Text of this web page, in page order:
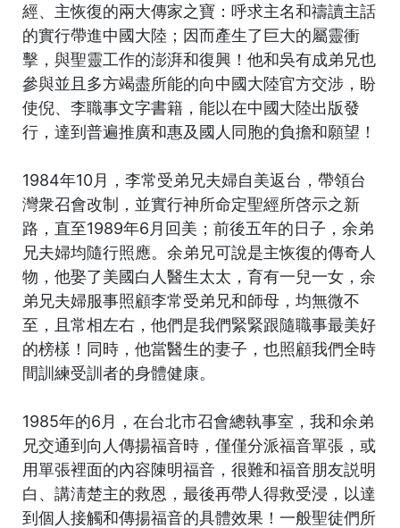
經、主恢復的兩大傳家之寶：呼求主名和禱讀主話
的實行帶進中國大陸；因而產生了巨大的屬靈衝
擊，與聖靈工作的澎湃和復興！他和吳有成弟兄也
參與並且多方竭盡所能的向中國大陸官方交涉，盼
使倪、李職事文字書籍，能以在中國大陸出版發
行，達到普遍推廣和惠及國人同胞的負擔和願望！
1984年10月，李常受弟兄夫婦自美返台，帶領台
灣衆召會改制，並實行神所命定聖經所啓示之新
路，直至1989年6月回美；前後五年的日子，余弟
兄夫婦均隨行照應。余弟兄可說是主恢復的傳奇人
物，他娶了美國白人醫生太太，育有一兒一女，余
弟兄夫婦服事照顧李常受弟兄和師母，均無微不
至，且常相左右，他們是我們緊緊跟隨職事最美好
的榜樣！同時，他當醫生的妻子，也照顧我們全時
間訓練受訓者的身體健康。
1985年的6月，在台北市召會總執事室，我和余弟
兄交通到向人傳揚福音時，僅僅分派福音單張，或
用單張裡面的內容陳明福音，很難和福音朋友説明
白、講淸楚主的救恩，最後再帶人得救受浸，以達
到個人接觸和傳揚福音的具體效果！一般聖徒們所